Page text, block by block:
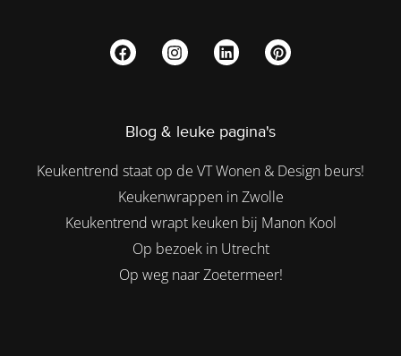
Blog & leuke pagina's
Keukentrend staat op de VT Wonen & Design beurs!
Keukenwrappen in Zwolle
Keukentrend wrapt keuken bij Manon Kool
Op bezoek in Utrecht
Op weg naar Zoetermeer!